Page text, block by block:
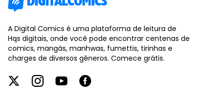
A Digital Comics é uma plataforma de leitura de
Hqs digitais, onde você pode encontrar centenas de
comics, mangás, manhwas, fumettis, tirinhas e
charges de diversos gêneros. Comece grátis.